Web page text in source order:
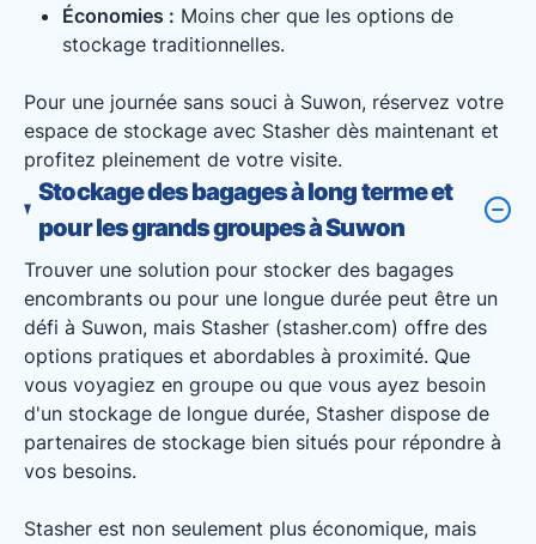
Économies : Moins cher que les options de
stockage traditionnelles.
Pour une journée sans souci à Suwon, réservez votre
espace de stockage avec Stasher dès maintenant et
profitez pleinement de votre visite.
Stockage des bagages à long terme et
pour les grands groupes à Suwon
Trouver une solution pour stocker des bagages
encombrants ou pour une longue durée peut être un
défi à Suwon, mais Stasher (stasher.com) offre des
options pratiques et abordables à proximité. Que
vous voyagiez en groupe ou que vous ayez besoin
d'un stockage de longue durée, Stasher dispose de
partenaires de stockage bien situés pour répondre à
vos besoins.
Stasher est non seulement plus économique, mais